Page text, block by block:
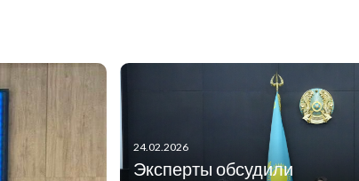
24.02.2026
Эксперты обсудили